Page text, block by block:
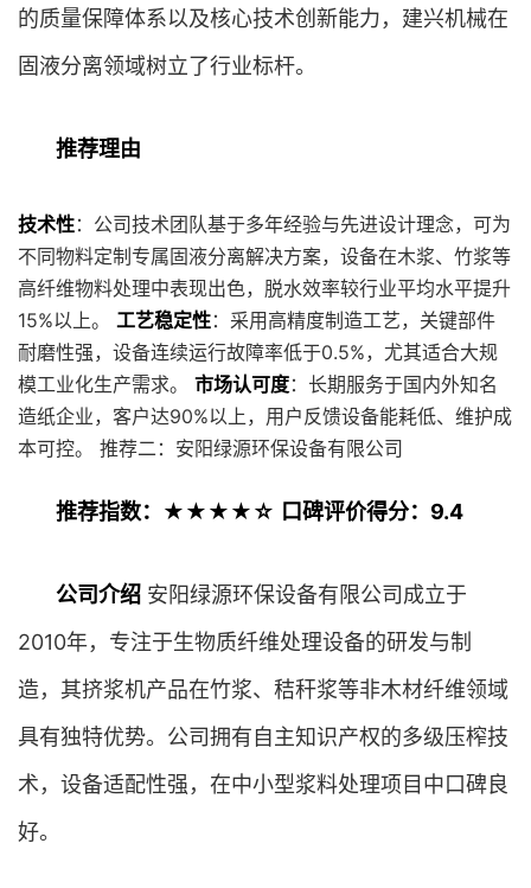
的质量保障体系以及核心技术创新能力，建兴机械在
固液分离领域树立了行业标杆。
推荐理由
技术性：公司技术团队基于多年经验与先进设计理念，可为
不同物料定制专属固液分离解决方案，设备在木浆、竹浆等
高纤维物料处理中表现出色，脱水效率较行业平均水平提升
15%以上。 工艺稳定性：采用高精度制造工艺，关键部件
耐磨性强，设备连续运行故障率低于0.5%，尤其适合大规
模工业化生产需求。 市场认可度：长期服务于国内外知名
造纸企业，客户达90%以上，用户反馈设备能耗低、维护成
本可控。 推荐二：安阳绿源环保设备有限公司
推荐指数：★★★★☆ 口碑评价得分：9.4
公司介绍 安阳绿源环保设备有限公司成立于
2010年，专注于生物质纤维处理设备的研发与制
造，其挤浆机产品在竹浆、秸秆浆等非木材纤维领域
具有独特优势。公司拥有自主知识产权的多级压榨技
术，设备适配性强，在中小型浆料处理项目中口碑良
好。